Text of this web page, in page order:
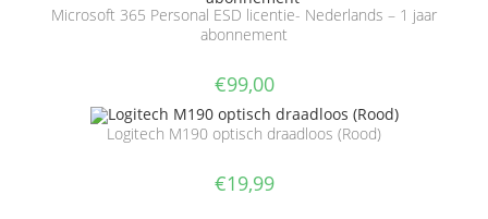
Microsoft 365 Personal ESD licentie- Nederlands – 1 jaar
abonnement
€99,00
Logitech M190 optisch draadloos (Rood)
€19,99